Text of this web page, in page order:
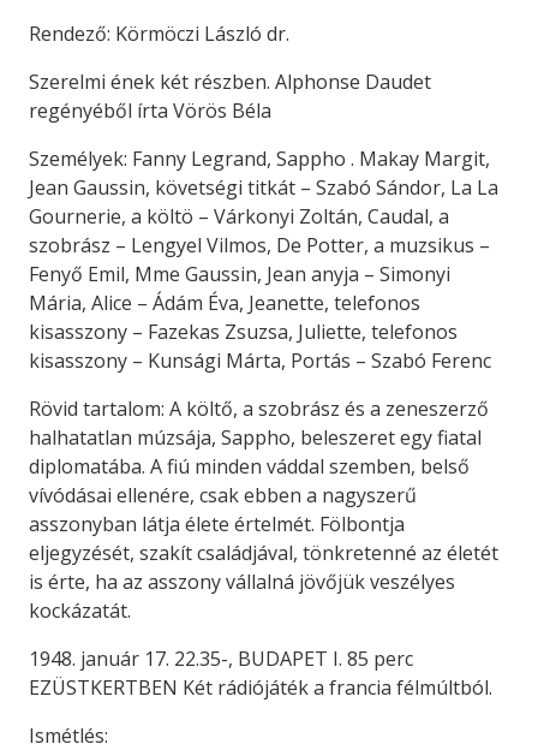
Rendező: Körmöczi László dr.
Szerelmi ének két részben. Alphonse Daudet
regényéből írta Vörös Béla
Személyek: Fanny Legrand, Sappho . Makay Margit,
Jean Gaussin, követségi titkát – Szabó Sándor, La La
Gournerie, a költö – Várkonyi Zoltán, Caudal, a
szobrász – Lengyel Vilmos, De Potter, a muzsikus –
Fenyő Emil, Mme Gaussin, Jean anyja – Simonyi
Mária, Alice – Ádám Éva, Jeanette, telefonos
kisasszony – Fazekas Zsuzsa, Juliette, telefonos
kisasszony – Kunsági Márta, Portás – Szabó Ferenc
Rövid tartalom: A költő, a szobrász és a zeneszerző
halhatatlan múzsája, Sappho, beleszeret egy fiatal
diplomatába. A fiú minden váddal szemben, belső
vívódásai ellenére, csak ebben a nagyszerű
asszonyban látja élete értelmét. Fölbontja
eljegyzését, szakít családjával, tönkretenné az életét
is érte, ha az asszony vállalná jövőjük veszélyes
kockázatát.
1948. január 17. 22.35-, BUDAPET I. 85 perc
EZÜSTKERTBEN Két rádiójáték a francia félmúltból.
Ismétlés: